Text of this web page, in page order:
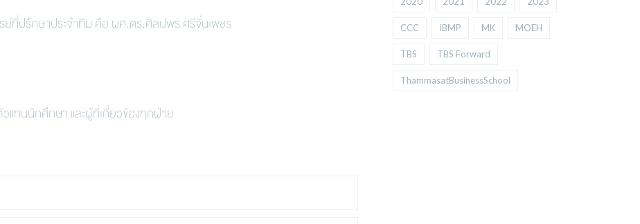
ย์ที่ปรึกษาประจำทีม คือ ผศ.ดร.ศิลปพร ศรีจั่นเพชร
ทนนักศึกษา และผู้ที่เกี่ยวข้องทุกฝ่าย
CCC IBMP MK MOEH
TBS TBS Forward
ThammasatBusinessSchool